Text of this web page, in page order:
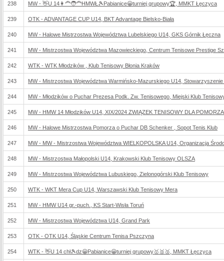
238 MW - 👋U 14👩‍🦰🧑‍🦰HMWŁ🎾Pabianice😀turniej grupowy🏆, MMKT Łęczyca
239 OTK - ADVANTAGE CUP U14, BKT Advantage Bielsko-Biała
240 MW - Halowe Mistrzostwa Województwa Lubelskiego U14, GKS Górnik Łęczna
241 MW - Mistrzostwa Województwa Mazowieckiego, Centrum Tenisowe Prestige
242 WTK - WTK Młodzików , Klub Tenisowy Błonia Kraków
243 MW - Mistrzostwa Województwa Warmińsko-Mazurskiego U14,
244 MW - Młodzików o Puchar Prezesa Podk. Zw. Tenisowego, Miejski Klub
245 MW - HMW 14 Młodzików U14, XIX/2024 ZWIĄZEK TENISOWY DLA
246 MW - Halowe Mistrzostwa Pomorza o Puchar DB Schenker , Sopot Tenis Klub
247 MW - MW - Mistrzostwa Województwa WIELKOPOLSKA U14, Organizacja
248 MW - Mistrzostwa Małopolski U14, Krakowski Klub Tenisowy OLSZA
249 MW - Mistrzostwa Województwa Lubuskiego, Zielonogórski Klub Tenisowy
250 WTK - WKT Mera Cup U14, Warszawski Klub Tenisowy Mera
251 MW - HMW U14 gr.-puch., KS Start-Wisła Toruń
252 MW - Mistrzostwa Województwa U14, Grand Park
253 OTK - OTK U14, Śląskie Centrum Tenisa Pszczyna
254 WTK - 👋U 14 chł🎾dz😀Pabianice😀turniej grupowy🥇🥈🥉, MMKT Łęczyca